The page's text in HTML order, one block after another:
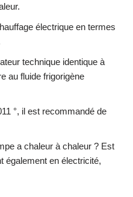
électrique en termes
technique identique à
au fluide frigorigène
°, il est recommandé de
a chaleur à chaleur ? Est
également en électricité,